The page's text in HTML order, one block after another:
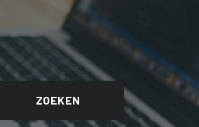
ZOEKEN